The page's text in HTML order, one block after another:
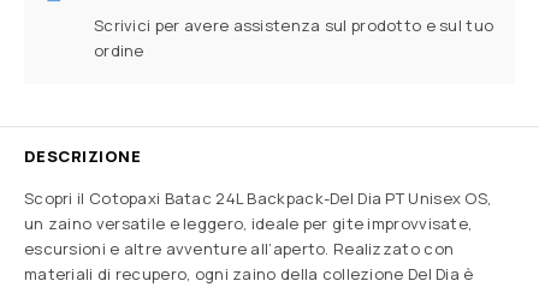
Scrivici per avere assistenza sul prodotto e sul tuo
ordine
DESCRIZIONE
Scopri il Cotopaxi Batac 24L Backpack-Del Dia PT Unisex OS,
un zaino versatile e leggero, ideale per gite improvvisate,
escursioni e altre avventure all’aperto. Realizzato con
materiali di recupero, ogni zaino della collezione Del Dia è